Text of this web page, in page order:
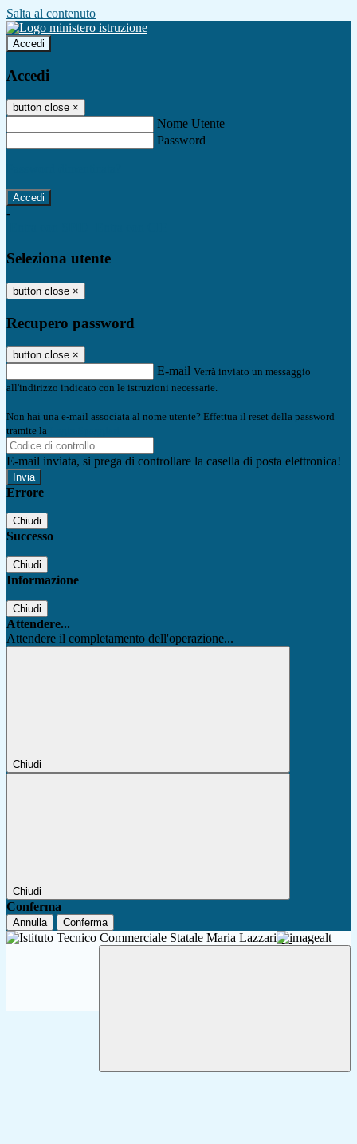
Salta al contenuto
Accedi
Accedi
button close ×
Nome Utente
Password
-
Seleziona utente
button close ×
Recupero password
button close ×
E-mail Verrà inviato un messaggio
all'indirizzo indicato con le istruzioni necessarie.
Non hai una e-mail associata al nome utente? Effettua il reset della password
tramite la
E-mail inviata, si prega di controllare la casella di posta elettronica!
Errore
Chiudi
Successo
Chiudi
Informazione
Chiudi
Attendere...
Attendere il completamento dell'operazione...
Chiudi
Chiudi
Conferma
Annulla Conferma